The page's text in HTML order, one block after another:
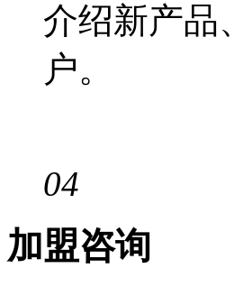
介绍新产品
户。
04
加盟咨询